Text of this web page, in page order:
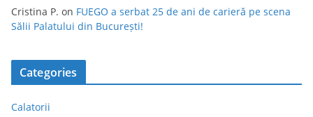
Cristina P. on FUEGO a serbat 25 de ani de carieră pe scena
Sălii Palatului din București!
Categories
Calatorii